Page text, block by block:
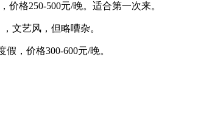
价格250-500元/晚。适合第一次来。
文艺风，但略嘈杂。
，价格300-600元/晚。